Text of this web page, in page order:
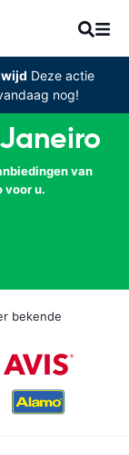
Deze actie
nog!
van
voor u.
bekende